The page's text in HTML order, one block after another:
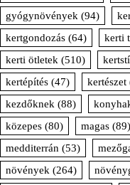
gyógynövények (94)
kertgondozás (64) kerti
kerti ötletek (510)
kertépítés (47) kertészet
kezdőknek (88)
közepes (80) magas (89)
medditerrán (53)
növények (264)